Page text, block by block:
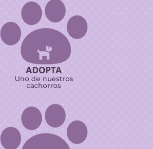

ADOPTA
Uno de nuestros
cachorros